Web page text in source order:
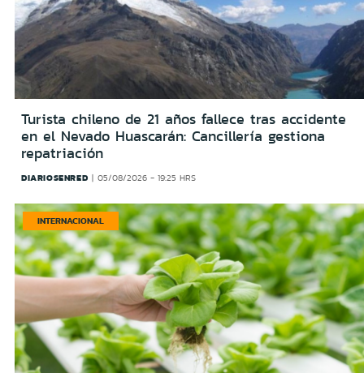
Turista chileno de 21 años fallece tras accidente
en el Nevado Huascarán: Cancillería gestiona
repatriación
DIARIOSENRED 05/08/2026 - 19:25 HRS
INTERNACIONAL